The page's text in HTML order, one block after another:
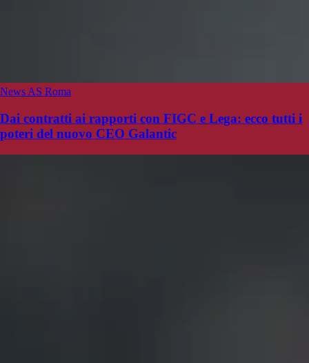
News AS Roma
Dai contratti ai rapporti con FIGC e Lega: ecco tutti i
poteri del nuovo CEO Galantic